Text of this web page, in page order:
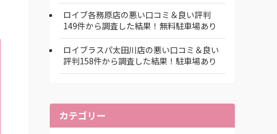
ロイブ各務原店の悪い口コミ＆良い評判
149件から調査した結果！無料駐車場あり
ロイブラスパ太田川店の悪い口コミ＆良い
評判158件から調査した結果！駐車場あり
カテゴリー